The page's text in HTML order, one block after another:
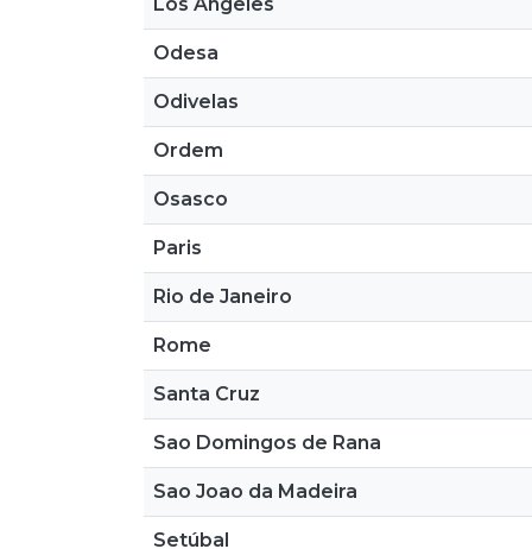
Odesa
Odivelas
Ordem
Osasco
Paris
Rio de Janeiro
Rome
Santa Cruz
Sao Domingos de Rana
Sao Joao da Madeira
Setúbal